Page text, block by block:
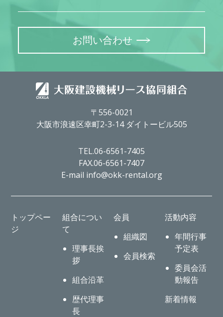
お問い合わせ
〒556-0021
大阪市浪速区幸町2-3-14 ダイトービル505
TEL.06-6561-7405
FAX.06-6561-7407
E-mail info@okk-rental.org
トップペー
ジ
組合につい
て
理事長挨
拶
組合沿革
歴代理事
長
会員
組織図
会員検索
活動内容
年間行事
予定表
委員会活
動報告
新着情報